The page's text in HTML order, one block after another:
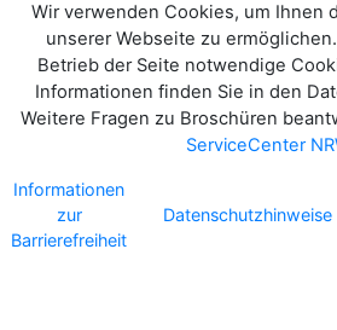
Wir verwenden Cookies, um Ihnen
unserer Webseite zu
Betrieb der Seite notwendige
Informationen finden Sie in den
Weitere Fragen zu Broschüren
ServiceCenter
Informationen
zur
Barrierefreiheit
Datenschutzhinweise